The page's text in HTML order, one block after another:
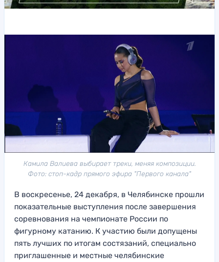
Камила Валиева выбирает треки, меняя композиции.
Фото: стоп-кадр прямого эфира "Первого канала"
В воскресенье, 24 декабря, в Челябинске прошли
показательные выступления после завершения
соревнования на чемпионате России по
фигурному катанию. К участию были допущены
пять лучших по итогам состязаний, специально
приглашенные и местные челябинские